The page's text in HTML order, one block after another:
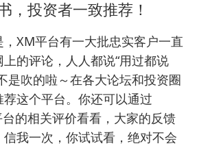
，投资者一致推荐！
XM平台有一大批忠实客户一直
的评论，人人都说“用过都说
是吹的啦～在各大论坛和投资圈
这个平台。你还可以通过
的相关评价看看，大家的反馈
我一次，你试试看，绝对不会